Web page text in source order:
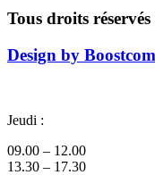
Tous droits
Design by
Jeudi :
09.00 – 12.00
13.30 – 17.30